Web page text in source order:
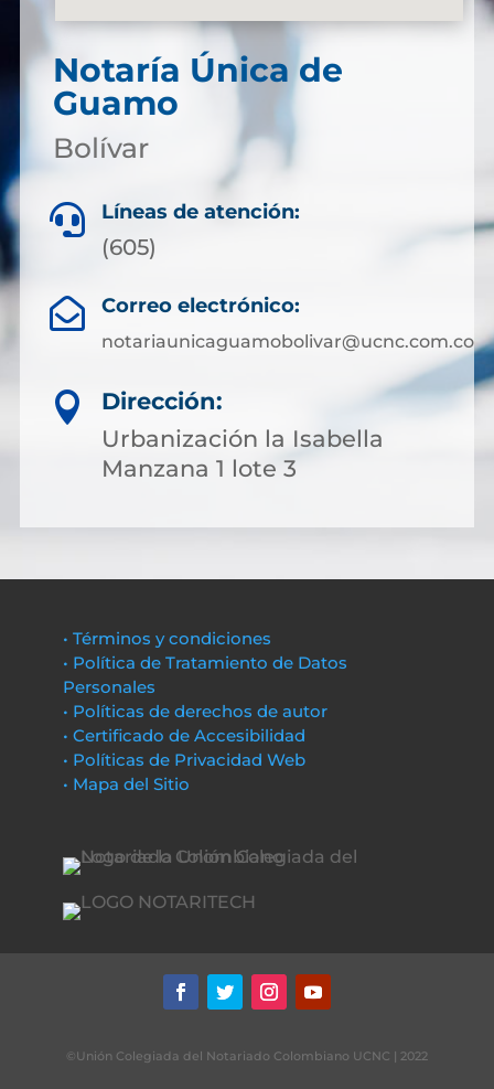
Notaría Única de
Guamo
Bolívar
 Líneas de atención:
(605)
 Correo electrónico:
notariaunicaguamobolivar@ucnc.com.co

Dirección:
Urbanización la Isabella
Manzana 1 lote 3
• Términos y condiciones
• Política de Tratamiento de Datos
Personales
• Políticas de derechos de autor
• Certificado de Accesibilidad
• Políticas de Privacidad Web
• Mapa del Sitio
©Unión Colegiada del Notariado Colombiano UCNC | 2022